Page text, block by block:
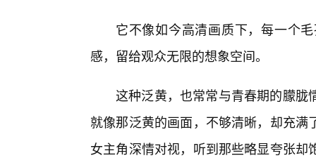
它不像如今高清画质下，每一个
感，留给观众无限的想象空间。
这种泛黄，也常常与青春期的朦
就像那泛黄的画面，不够清晰，却充
女主角深情对视，听到那些略显夸张